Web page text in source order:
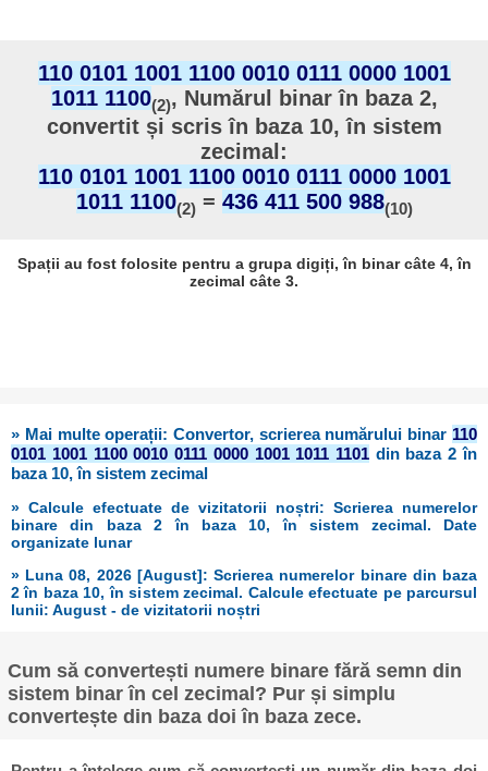
110 0101 1001 1100 0010 0111 0000 1001
1011 1100(2), Numărul binar în baza 2,
convertit și scris în baza 10, în sistem
zecimal:
110 0101 1001 1100 0010 0111 0000 1001
1011 1100(2)= 436 411 500 988(10)
Spații au fost folosite pentru a grupa digiți, în binar câte 4, în
zecimal câte 3.
» Mai multe operații: Convertor, scrierea numărului binar 110
0101 1001 1100 0010 0111 0000 1001 1011 1101din baza 2 în
baza 10, în sistem zecimal
» Calcule efectuate de vizitatorii noștri: Scrierea numerelor
binare din baza 2 în baza 10, în sistem zecimal. Date
organizate lunar
» Luna 08, 2026 [August]: Scrierea numerelor binare din baza
2 în baza 10, în sistem zecimal. Calcule efectuate pe parcursul
lunii: August - de vizitatorii noștri
Cum să convertești numere binare fără semn din
sistem binar în cel zecimal? Pur și simplu
convertește din baza doi în baza zece.